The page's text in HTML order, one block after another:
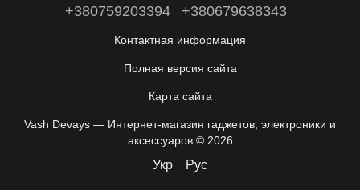
+380759203394 +380679638343
Контактная информация
Полная версия сайта
Карта сайта
Vash Devays — Интернет-магазин гаджетов, электроники и
аксессуаров © 2026
Укр Рус